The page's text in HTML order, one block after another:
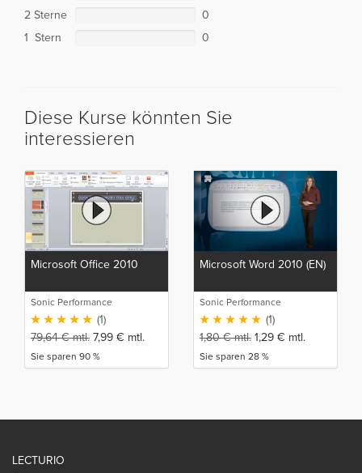
2 Sterne
0
1 Stern
0
Diese Kurse könnten Sie
interessieren
Microsoft Office 2010
Sonic Performance
(1)
79,64€mtl. 7,99 € mtl.
Sie sparen 90 %
Microsoft Word 2010 (EN)
Sonic Performance
(1)
1,80€mtl. 1,29 € mtl.
Sie sparen 28 %
LECTURIO